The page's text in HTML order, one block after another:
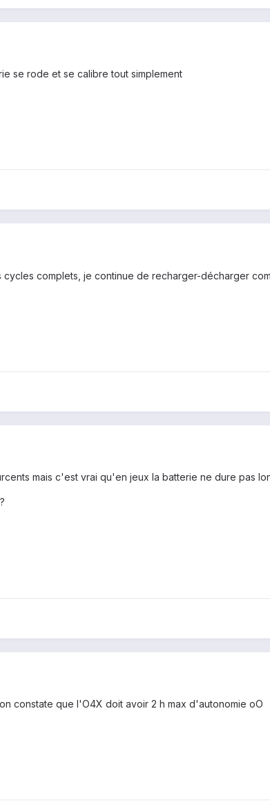
se rode et se calibre tout simplement
complets, je continue de recharger-décharger
mais c'est vrai qu'en jeux la batterie ne dure pas
constate que l'O4X doit avoir 2 h max d'autonomie oO